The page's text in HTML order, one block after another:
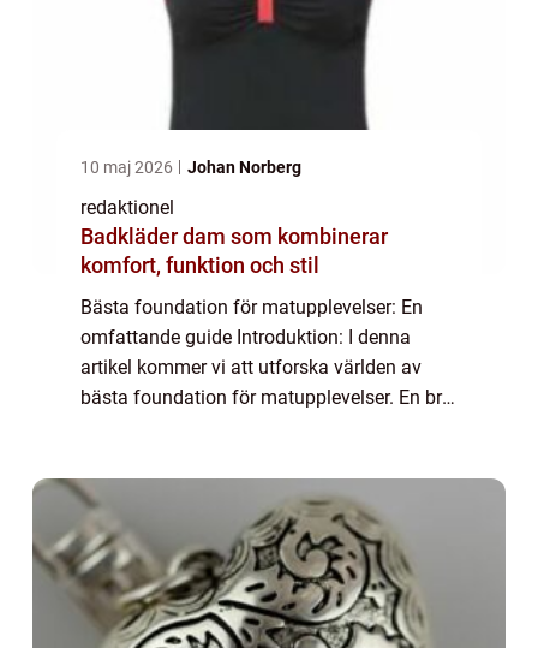
10 maj 2026 Johan Norberg
redaktionel
Badkläder dam som kombinerar
komfort, funktion och stil
Bästa foundation för matupplevelser: En
omfattande guide Introduktion: I denna
artikel kommer vi att utforska världen av
bästa foundation för matupplevelser. En bra
skillnad...